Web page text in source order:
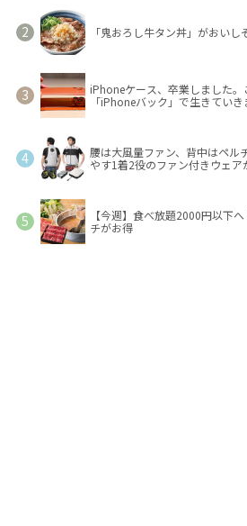
「鬼おろし牛タン丼」がおい
iPhoneケース、卒業しました
「iPhoneバック」で生きていき
腰は大風量ファン、背中はペル
やす1着2役のファン付きウェ
【今週】食べ放題2000円以下
チがお得